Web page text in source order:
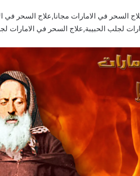
السحر في الامارات مجانا,علاج السحر في
لجلب الحبيبة,علاج السحر في الامارات